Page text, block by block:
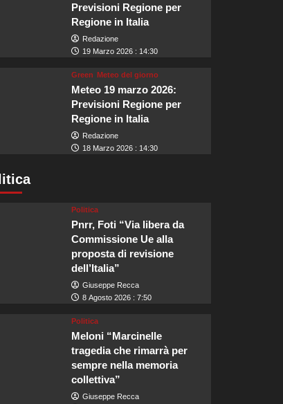
Previsioni Regione per
Regione in Italia
Redazione
19 Marzo 2026 : 14:30
Green Meteo del giorno
Meteo 19 marzo 2026:
Previsioni Regione per
Regione in Italia
Redazione
18 Marzo 2026 : 14:30
Politica
Pnrr, Foti “Via libera da
Commissione Ue alla
proposta di revisione
dell’Italia”
Giuseppe Recca
8 Agosto 2026 : 7:50
Politica
Meloni “Marcinelle
tragedia che rimarrà per
sempre nella memoria
collettiva”
Giuseppe Recca